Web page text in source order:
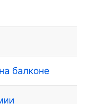
балконе